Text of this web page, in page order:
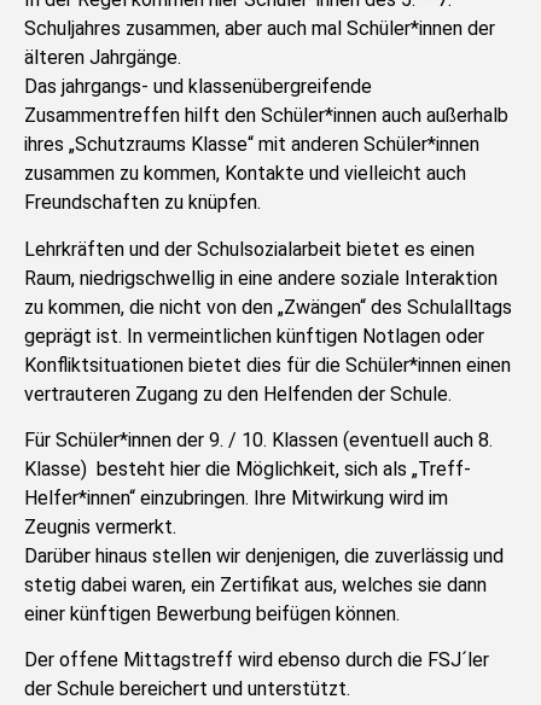
Schuljahres zusammen, aber auch mal Schüler*innen der
älteren Jahrgänge.
Das jahrgangs- und klassenübergreifende
Zusammentreffen hilft den Schüler*innen auch außerhalb
ihres „Schutzraums Klasse“ mit anderen Schüler*innen
zusammen zu kommen, Kontakte und vielleicht auch
Freundschaften zu knüpfen.
Lehrkräften und der Schulsozialarbeit bietet es einen
Raum, niedrigschwellig in eine andere soziale Interaktion
zu kommen, die nicht von den „Zwängen“ des Schulalltags
geprägt ist. In vermeintlichen künftigen Notlagen oder
Konfliktsituationen bietet dies für die Schüler*innen einen
vertrauteren Zugang zu den Helfenden der Schule.
Für Schüler*innen der 9. / 10. Klassen (eventuell auch 8.
Klasse) besteht hier die Möglichkeit, sich als „Treff-
Helfer*innen“ einzubringen. Ihre Mitwirkung wird im
Zeugnis vermerkt.
Darüber hinaus stellen wir denjenigen, die zuverlässig und
stetig dabei waren, ein Zertifikat aus, welches sie dann
einer künftigen Bewerbung beifügen können.
Der offene Mittagstreff wird ebenso durch die FSJ´ler
der Schule bereichert und unterstützt.